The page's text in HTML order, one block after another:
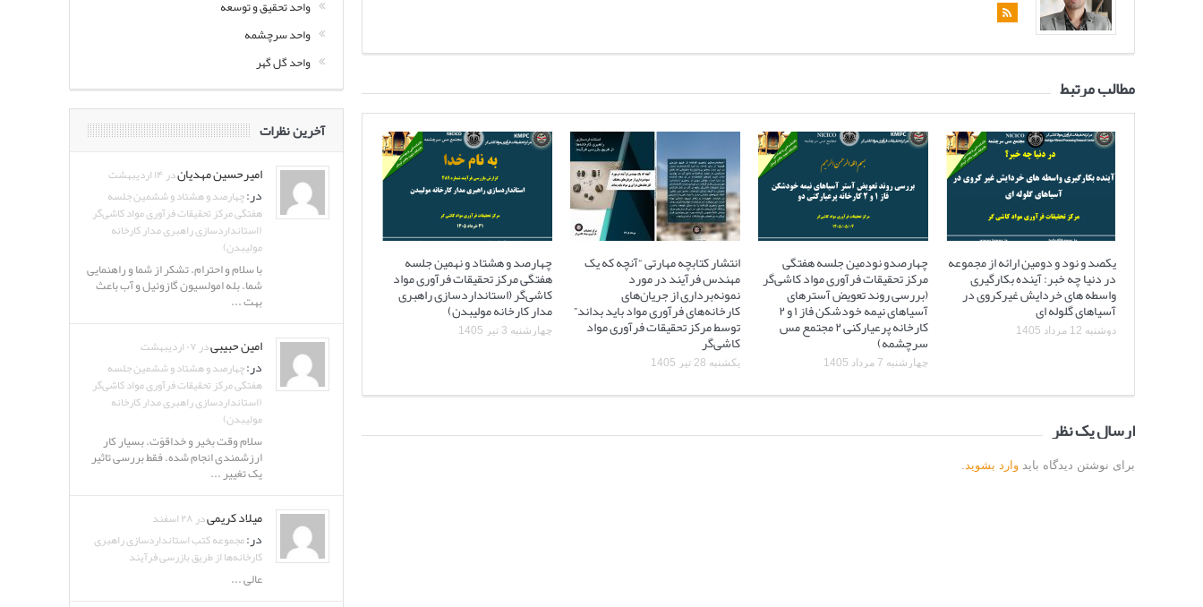
مطالب مرتبط
یکصد و نود و دومین ارائه از مجموعه
در دنیا چه خبر: آینده بکارگیری
واسطه های خردایش غیرکروی در
آسیاهای گلوله ای
دوشنبه 12 مرداد 1405
چهارصدو نودمین جلسه هفتگی
مرکز تحقیقات فرآوری مواد کاشی‌گر
(بررسی روند تعویض آسترهای
آسیاهای نیمه خودشکن فاز ۱ و ۲
کارخانه پرعیارکنی ۲ مجتمع مس
سرچشمه)
چهارشنبه 7 مرداد 1405
انتشار کتابچه مهارتی “آنچه که یک
مهندس فرآیند در مورد
نمونه‌برداری از جریان‌های
کارخانه‌های فرآوری مواد باید بداند”
توسط مرکز تحقیقات فرآوری مواد
کاشی‌گر
یکشنبه 28 تیر 1405
چهارصد و هشتاد و نهمین جلسه
هفتگی مرکز تحقیقات فرآوری مواد
کاشی‌گر (استانداردسازی راهبری
مدار کارخانه مولیبدن)
چهارشنبه 3 تیر 1405
ارسال یک نظر
برای نوشتن دیدگاه بایدوارد بشوید
واحد تحقیق و توسعه
واحد سرچشمه
واحد گل گهر
آخرین نظرات
امیرحسین مهدیاندر ۱۴ اردیبهشت
در:چهارصد و هشتاد و ششمین جلسه
هفتگی مرکز تحقیقات فرآوری مواد کاشی‌گر
(استانداردسازی راهبری مدار کارخانه
مولیبدن)
با سلام و احترام. تشکر از شما و راهنمایی
شما. بله امولسیون گازوئیل و آب باعث
بهت ...
امین حبیبیدر ۰۷ اردیبهشت
در:چهارصد و هشتاد و ششمین جلسه
هفتگی مرکز تحقیقات فرآوری مواد کاشی‌گر
(استانداردسازی راهبری مدار کارخانه
مولیبدن)
سلام وقت بخیر و خداقوّت. بسیار کار
ارزشمندی انجام شده. فقط بررسی تاثیر
یک تغییر ...
میلاد کریمیدر ۲۸ اسفند
در:مجموعه کتب استانداردسازی راهبری
کارخانه‌ها از طریق بازرسی فرآیند
عالی ...